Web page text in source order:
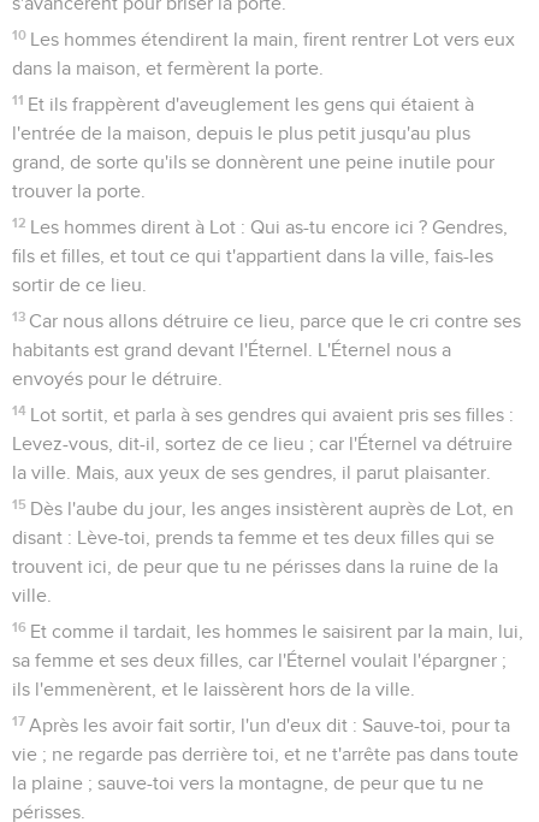
10 Les hommes étendirent la main, firent rentrer Lot vers eux
dans la maison, et fermèrent la porte.
11 Et ils frappèrent d'aveuglement les gens qui étaient à
l'entrée de la maison, depuis le plus petit jusqu'au plus
grand, de sorte qu'ils se donnèrent une peine inutile pour
trouver la porte.
12 Les hommes dirent à Lot : Qui as-tu encore ici ? Gendres,
fils et filles, et tout ce qui t'appartient dans la ville, fais-les
sortir de ce lieu.
13 Car nous allons détruire ce lieu, parce que le cri contre ses
habitants est grand devant l'Éternel. L'Éternel nous a
envoyés pour le détruire.
14 Lot sortit, et parla à ses gendres qui avaient pris ses filles :
Levez-vous, dit-il, sortez de ce lieu ; car l'Éternel va détruire
la ville. Mais, aux yeux de ses gendres, il parut plaisanter.
15 Dès l'aube du jour, les anges insistèrent auprès de Lot, en
disant : Lève-toi, prends ta femme et tes deux filles qui se
trouvent ici, de peur que tu ne périsses dans la ruine de la
ville.
16 Et comme il tardait, les hommes le saisirent par la main, lui,
sa femme et ses deux filles, car l'Éternel voulait l'épargner ;
ils l'emmenèrent, et le laissèrent hors de la ville.
17 Après les avoir fait sortir, l'un d'eux dit : Sauve-toi, pour ta
vie ; ne regarde pas derrière toi, et ne t'arrête pas dans toute
la plaine ; sauve-toi vers la montagne, de peur que tu ne
périsses.